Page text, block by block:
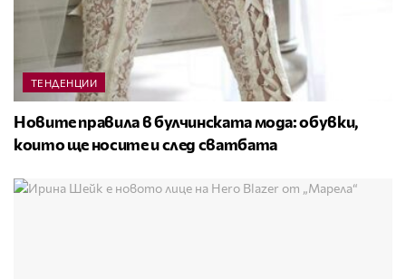
ТЕНДЕНЦИИ
Новите правила в булчинската мода: обувки,
които ще носите и след сватбата